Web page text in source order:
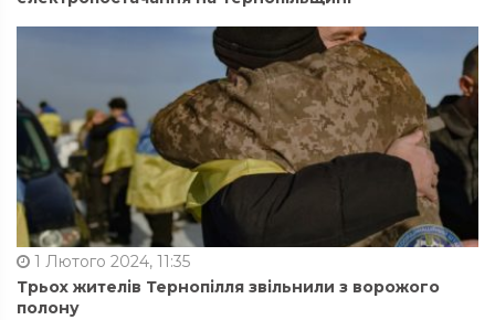
1 Лютого 2024, 11:35
Трьох жителів Тернопілля звільнили з ворожого
полону